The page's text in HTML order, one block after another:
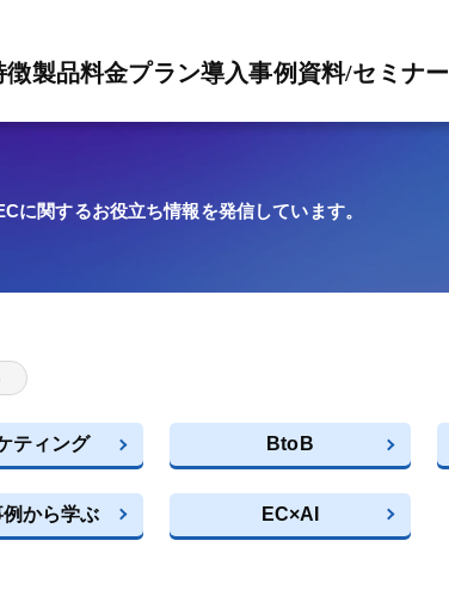
徴製品料金プラン導入事例資料/セミナー
に関するお役立ち情報を発信しています。
ティング BtoB
から学ぶ EC×AI